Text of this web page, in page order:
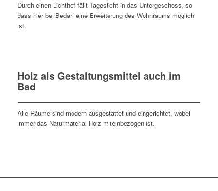
Durch einen Lichthof fällt Tageslicht in das Untergeschoss, so
dass hier bei Bedarf eine Erweiterung des Wohnraums möglich
ist.
Holz als Gestaltungsmittel auch im
Bad
Alle Räume sind modern ausgestattet und eingerichtet, wobei
immer das Naturmaterial Holz miteinbezogen ist.